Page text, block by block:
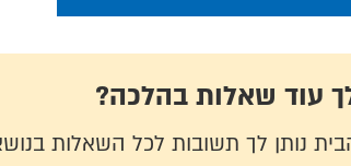
עוד שאלות בהלכה?
נותן לך תשובות לכל השאלות